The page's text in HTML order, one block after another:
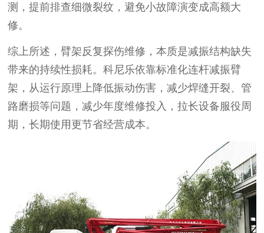
测，提前排查细微裂纹，避免小故障演变成高额大
修。
综上所述，臂架反复探伤维修，本质是减振结构缺失
带来的持续性损耗。科尼乐依靠标准化连杆减振臂
架，从运行原理上降低振动伤害，减少焊缝开裂、管
路磨损等问题，减少年度维修投入，拉长设备服役周
期，长期使用更节省经营成本。